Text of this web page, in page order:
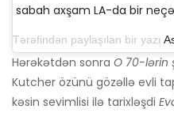
sabah axşam LA-da bir neçə
Tərəfindən paylaşılan bir yazı
Hərəkətdən sonra O 70-lərin
Kutcher özünü gözəllə evli
kəsin sevimlisi ilə tarixləşdi